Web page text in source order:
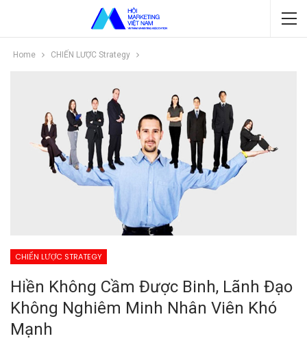
Home CHIẾN LƯỢC Strategy
CHIẾN LƯỢC STRATEGY
Hiền Không Cầm Được Binh, Lãnh Đạo
Không Nghiêm Minh Nhân Viên Khó
Mạnh